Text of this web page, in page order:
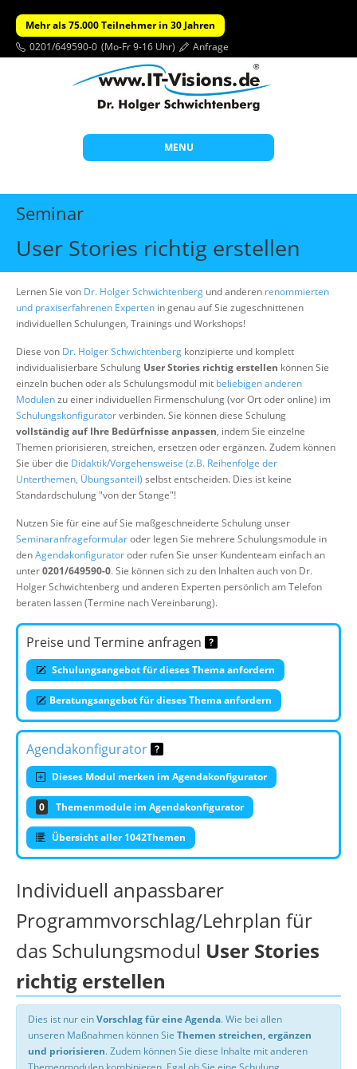
Mehr als 75.000 Teilnehmer in 30 Jahren
0201/649590-0 (Mo-Fr 9-16 Uhr) Anfrage
MENU
Start
Beratung
Offene Seminare
Über uns
Suche
Seminar
User Stories richtig erstellen
Lernen Sie von Dr. Holger Schwichtenberg und anderen renommierten
und praxiserfahrenen Experten in genau auf Sie zugeschnittenen
individuellen Schulungen, Trainings und Workshops!
Diese von Dr. Holger Schwichtenberg konzipierte und komplett
individualisierbare Schulung User Stories richtig erstellen können Sie
einzeln buchen oder als Schulungsmodul mit beliebigen anderen
Modulenzu einer individuellen Firmenschulung (vor Ort oder online) im
Schulungskonfiguratorverbinden. Sie können diese Schulung
vollständig auf Ihre Bedürfnisse anpassen, indem Sie einzelne
Themen priorisieren, streichen, ersetzen oder ergänzen. Zudem können
Sie über die Didaktik/Vorgehensweise (z.B. Reihenfolge der
Unterthemen, Übungsanteil) selbst entscheiden. Dies ist keine
Standardschulung "von der Stange"!
Nutzen Sie für eine auf Sie maßgeschneiderte Schulung unser
Seminaranfrageformularoder legen Sie mehrere Schulungsmodule in
denAgendakonfiguratoroder rufen Sie unser Kundenteam einfach an
unter0201/649590-0. Sie können sich zu den Inhalten auch von Dr.
Holger Schwichtenberg und anderen Experten persönlich am Telefon
beraten lassen (Termine nach Vereinbarung).
Preise und Termine anfragen
Schulungsangebot für dieses Thema anfordern
Beratungsangebot für dieses Thema anfordern
Agendakonfigurator
Dieses Modul merken im Agendakonfigurator
0 Themenmodule im Agendakonfigurator
Übersicht aller 1042Themen
Individuell anpassbarer
Programmvorschlag/Lehrplan für
das Schulungsmodul User Stories
richtig erstellen
Dies ist nur einVorschlag für eine Agenda. Wie bei allen
unseren Maßnahmen können Sie Themen streichen, ergänzen
und priorisieren. Zudem können Sie diese Inhalte mit anderen